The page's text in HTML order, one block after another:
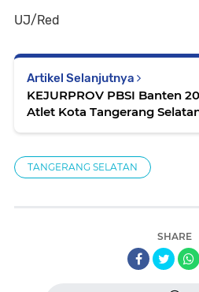
UJ/Red
Artikel Selanjutnya
KEJURPROV PBSI Banten
Atlet Kota Tangerang
TANGERANG SELATAN
SHARE